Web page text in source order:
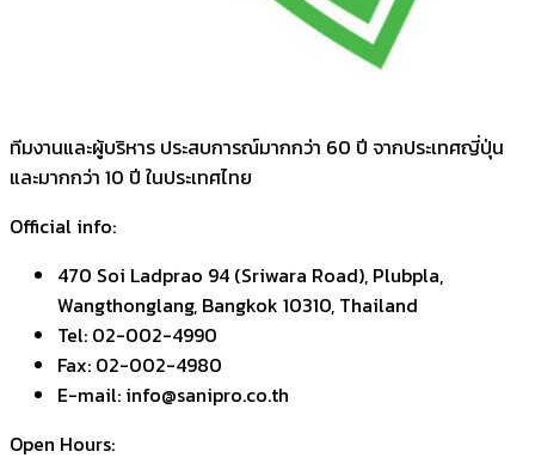
ทีมงานและผู้บริหาร ประสบการณ์มากกว่า 60 ปี จากประเทศญี่ปุ่น
และมากกว่า 10 ปี ในประเทศไทย
Official info:
470 Soi Ladprao 94 (Sriwara Road), Plubpla,
Wangthonglang, Bangkok 10310, Thailand
Tel: 02-002-4990
Fax: 02-002-4980
E-mail: info@sanipro.co.th
Open Hours: